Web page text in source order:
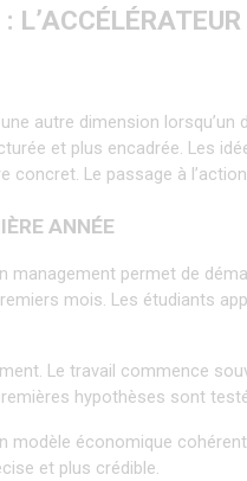
autre dimension
et plus encadrée. Les
concret. Le passage à
ANNÉE
management permet de
mois. Les étudiants
Le travail commence
hypothèses sont
modèle économique
et plus crédible.